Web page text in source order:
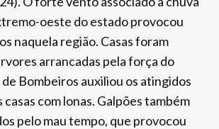
oeste do estado provocou
naquela região. Casas foram
arrancadas pela força do
Bombeiros auxiliou os atingidos
casas com lonas. Galpões também
pelo mau tempo, que provocou